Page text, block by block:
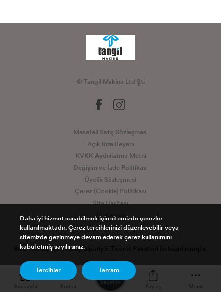
Anasayfa Arama
Sepetim
Paylaş Menü
© Tangil Makina Ltd Şti
Mesafeli Satış Sözleşmesi
Açık Rıza Beyanı
KVKK Aydınlatma Metni
Değişim ve İade Politikası
Üyelik Sözleşmesi
Çerez (Cookie) Politikası
Site Haritası
Hakkımızda
Bu e-ticaret sitesiKolay Sipariş E-Ticaret Paketleri
Daha iyi hizmet sunabilmek için sitemizde çerezler
kullanılmaktadır. Çerez tercihlerinizi düzenleyebilir veya
sitemizde gezinmeye devam ederek çerez kullanımını
kabul etmiş sayılırsınız.
Tercihler Tamam